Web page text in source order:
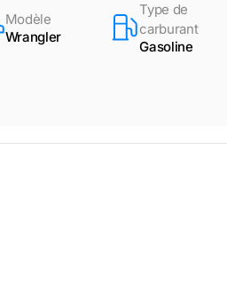
Modèle
Wrangler
Type de
carburant
Gasoline